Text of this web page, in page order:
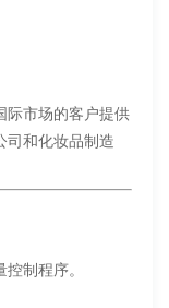
际市场的客户提供
司和化妆品制造
制程序。